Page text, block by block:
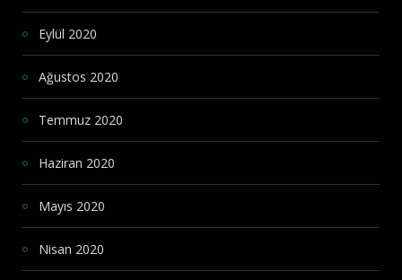
Eylül 2020
Ağustos 2020
Temmuz 2020
Haziran 2020
Mayıs 2020
Nisan 2020